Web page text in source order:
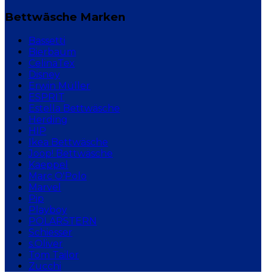
Bettwäsche Marken
Bassetti
Bierbaum
CelinaTex
Disney
Erwin Müller
ESPRIT
Estella Bettwäsche
Herding
HIP
Ikea Bettwäsche
Joop! Bettwäsche
Kaeppel
Marc O'Polo
Marvel
Pip
Playboy
POLARSTERN
Schiesser
s.Oliver
Tom Tailor
Zucchi